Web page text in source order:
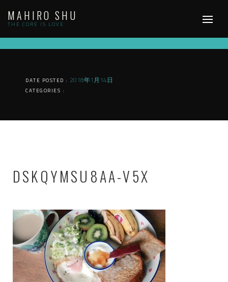
content
MAHIRO SHU
THE CORE IS LOVE
DATE POSTED : 2018年1月14日
CATEGORIES :
DSKQYMSU8AA-V5X